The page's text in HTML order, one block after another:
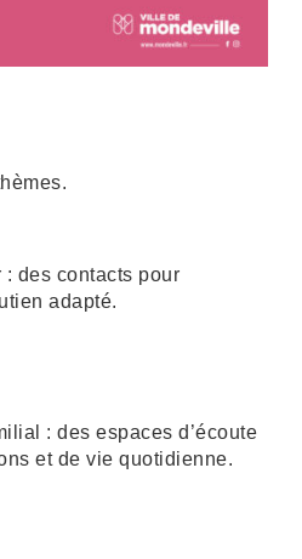
des contacts pour
adapté.
: des espaces d’écoute
et de vie quotidienne.